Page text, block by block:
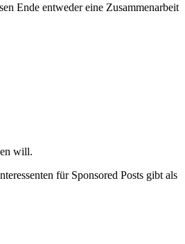
Ende entweder eine Zusammenarbeit
will.
für Sponsored Posts gibt als